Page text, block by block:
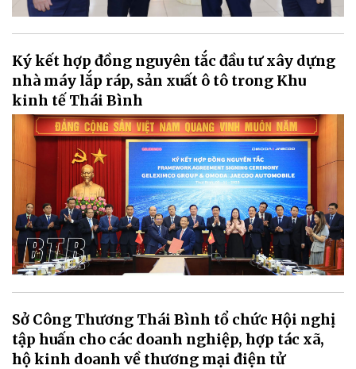
Ký kết hợp đồng nguyên tắc đầu tư xây dựng
nhà máy lắp ráp, sản xuất ô tô trong Khu
kinh tế Thái Bình
Sở Công Thương Thái Bình tổ chức Hội nghị
tập huấn cho các doanh nghiệp, hợp tác xã,
hộ kinh doanh về thương mại điện tử